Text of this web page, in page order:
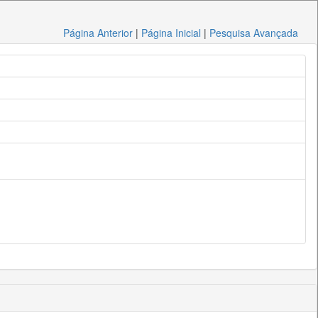
Página Anterior | Página Inicial | Pesquisa Avançada